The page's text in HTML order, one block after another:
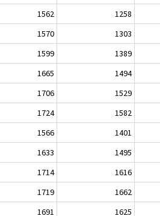
1562 1258
1570 1303
1599 1389
1665 1494
1706 1529
1724 1582
1566 1401
1633 1495
1714 1616
1719 1662
1691 1625